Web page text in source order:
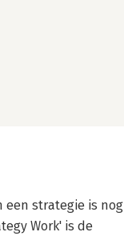
een strategie is nog
Work' is de